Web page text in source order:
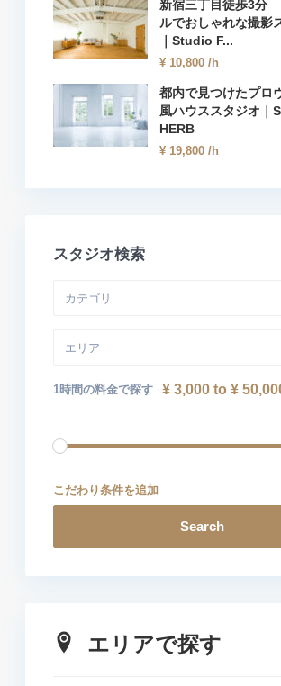
新宿三丁目徒歩3分
ルでおしゃれな撮影
｜Studio F...
¥ 10,800 /h
都内で見つけたプロ
風ハウススタジオ｜
HERB
¥ 19,800 /h
スタジオ検索
カテゴリ
エリア
1時間の料金で探す ¥ 3,000 to ¥
こだわり条件を追加
Search
エリアで探す